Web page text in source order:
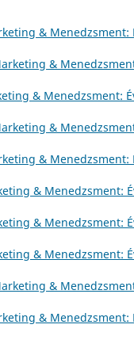
& Menedzsment:
&
& Menedzsment:
&
& Menedzsment:
& Menedzsment:
& Menedzsment:
& Menedzsment:
&
& Menedzsment: